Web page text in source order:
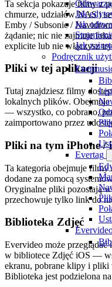
Jak
Jak
Jak
Podręcznik
Evertag
Ta sekcja pokazuje filmy z
chmurze, udziałów NAS i
Emby / Subsonic /
żądanie; nic nie zajmuje
explicite lub nie włączysz
Pliki w tej aplikacji
Tutaj znajdziesz filmy
lokalnych plików.
— wszystko, co pobrano,
zaimportowano przez
Pliki na tym iPhone /
Ta kategoria obejmuje filmy
dodane za pomocą
Oryginalne pliki pozostają
przechowuje tylko link do
Biblioteka Zdjęć
Evervideo może
w bibliotece Zdjęć iOS —
ekranu, pobrane klipy i pliki
Biblioteka jest podzielona